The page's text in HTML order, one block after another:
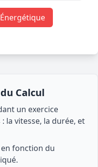
Calcul
un exercice
la vitesse, la durée, et
en fonction du